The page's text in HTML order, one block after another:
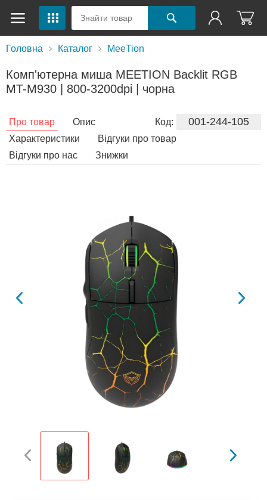
Головна Каталог MeeTion
Комп'ютерна миша MEETION Backlit RGB
MT-M930 | 800-3200dpi | чорна
Код: 001-244-105
Про товар
Опис
Характеристики
Відгуки про товар
Відгуки про нас
Знижки